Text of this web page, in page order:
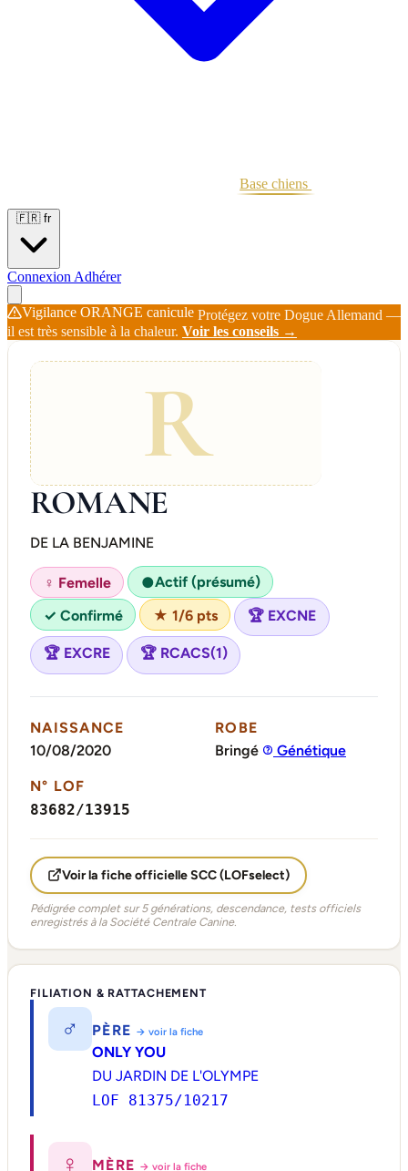
Base chiens
🇫🇷 fr
Connexion Adhérer
Vigilance ORANGE canicule Protégez votre Dogue Allemand —
il est très sensible à la chaleur. Voir les conseils →
R
ROMANE
DE LA BENJAMINE
♀ Femelle ●Actif (présumé)
✓ Confirmé
★ 1/6 pts 🏆 EXCNE
🏆 EXCRE 🏆 RCACS(1)
NAISSANCE
10/08/2020
ROBE
Bringé
Génétique
N° LOF
83682/13915
Voir la fiche officielle SCC (LOFselect)
Pédigrée complet sur 5 générations, descendance, tests officiels
enregistrés à la Société Centrale Canine.
FILIATION & RATTACHEMENT
♂ PÈRE → voir la fiche
ONLY YOU
DU JARDIN DE L'OLYMPE
LOF 81375/10217
♀ MÈRE → voir la fiche